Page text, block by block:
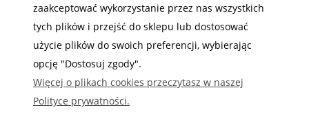
Gdzie nas możesz znaleźć
zaakceptować wykorzystanie przez nas wszystkich
tych plików i przejść do sklepu lub dostosować
użycie plików do swoich preferencji, wybierając
opcję "Dostosuj zgody".
Więcej o plikach cookies przeczytasz w naszej
Polityce prywatności.